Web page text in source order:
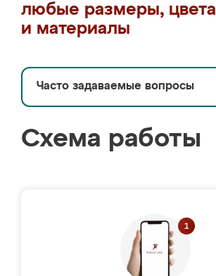
любые размеры, цвета
и материалы
Часто задаваемые вопросы
Схема работы